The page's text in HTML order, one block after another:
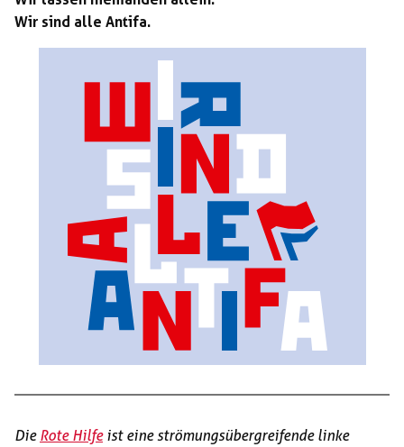
Wir sind alle Antifa.
Die Rote Hilfeist eine strömungsübergreifende linke